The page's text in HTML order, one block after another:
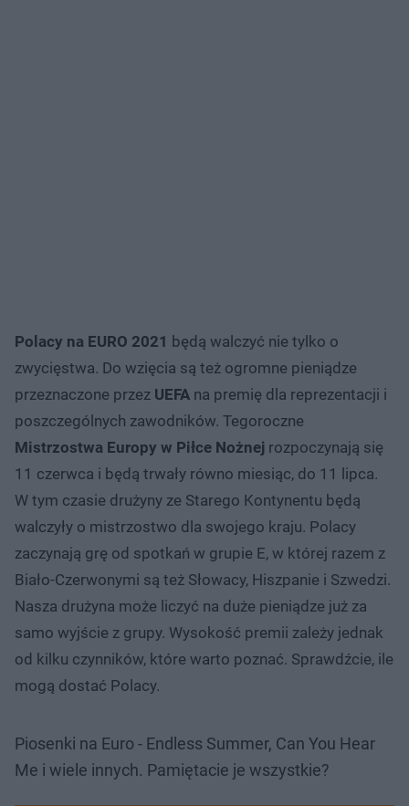
Polacy na EURO 2021 będą walczyć nie tylko o
zwycięstwa. Do wzięcia są też ogromne pieniądze
przeznaczone przez UEFA na premię dla reprezentacji i
poszczególnych zawodników. Tegoroczne
Mistrzostwa Europy w Piłce Nożnej rozpoczynają się
11 czerwca i będą trwały równo miesiąc, do 11 lipca.
W tym czasie drużyny ze Starego Kontynentu będą
walczyły o mistrzostwo dla swojego kraju. Polacy
zaczynają grę od spotkań w grupie E, w której razem z
Biało-Czerwonymi są też Słowacy, Hiszpanie i Szwedzi.
Nasza drużyna może liczyć na duże pieniądze już za
samo wyjście z grupy. Wysokość premii zależy jednak
od kilku czynników, które warto poznać. Sprawdźcie, ile
mogą dostać Polacy.
Piosenki na Euro - Endless Summer, Can You Hear
Me i wiele innych. Pamiętacie je wszystkie?